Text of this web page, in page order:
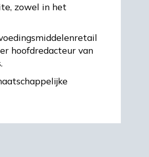
zowel in het
hoofdredacteur van